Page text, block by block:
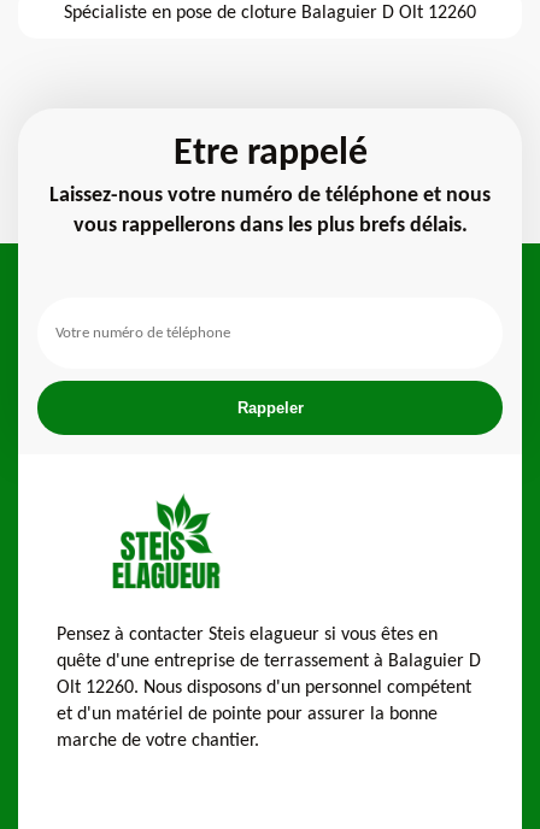
Spécialiste en pose de cloture Balaguier D Olt 12260
Etre rappelé
Laissez-nous votre numéro de téléphone et nous
vous rappellerons dans les plus brefs délais.
Pensez à contacter Steis elagueur si vous êtes en
quête d'une entreprise de terrassement à Balaguier D
Olt 12260. Nous disposons d'un personnel compétent
et d'un matériel de pointe pour assurer la bonne
marche de votre chantier.